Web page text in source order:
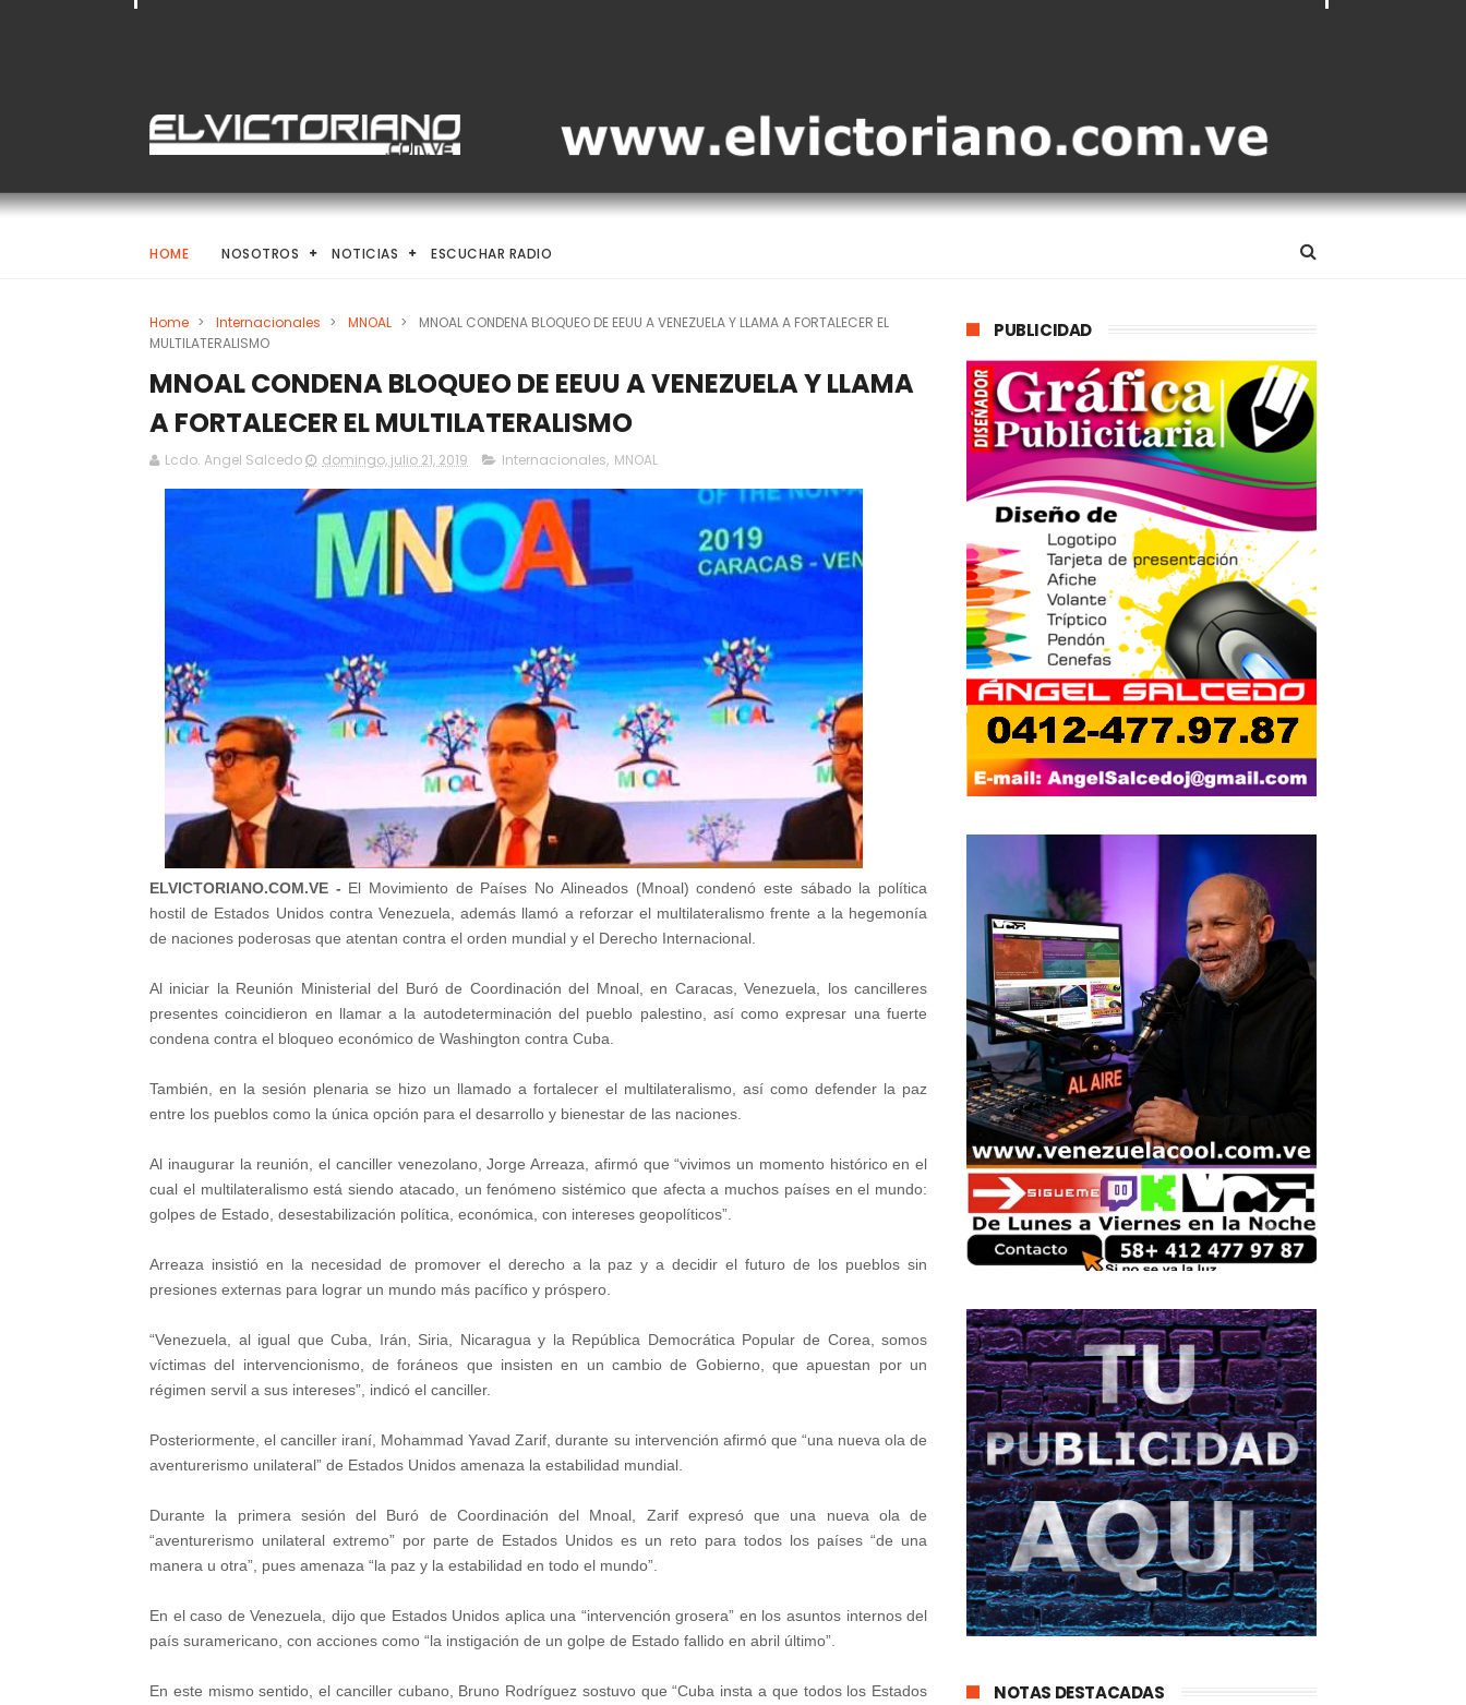
HOME NOSOTROS NOTICIAS ESCUCHAR RADIO
Home > Internacionales > MNOAL >
MNOAL CONDENA BLOQUEO DE EEUU A VENEZUELA Y LLAMA A FORTALECER EL
MULTILATERALISMO
MNOAL CONDENA BLOQUEO DE EEUU A VENEZUELA Y LLAMA
A FORTALECER EL MULTILATERALISMO
Lcdo. Angel Salcedo domingo, julio 21, 2019 Internacionales, MNOAL
ELVICTORIANO.COM.VE - El Movimiento de Países No Alineados (Mnoal) condenó este sábado la política
hostil de Estados Unidos contra Venezuela, además llamó a reforzar el multilateralismo frente a la hegemonía
de naciones poderosas que atentan contra el orden mundial y el Derecho Internacional.
Al iniciar la Reunión Ministerial del Buró de Coordinación del Mnoal, en Caracas, Venezuela, los cancilleres
presentes coincidieron en llamar a la autodeterminación del pueblo palestino, así como expresar una fuerte
condena contra el bloqueo económico de Washington contra Cuba.
También, en la sesión plenaria se hizo un llamado a fortalecer el multilateralismo, así como defender la paz
entre los pueblos como la única opción para el desarrollo y bienestar de las naciones.
Al inaugurar la reunión, el canciller venezolano, Jorge Arreaza, afirmó que “vivimos un momento histórico en el
cual el multilateralismo está siendo atacado, un fenómeno sistémico que afecta a muchos países en el mundo:
golpes de Estado, desestabilización política, económica, con intereses geopolíticos”.
Arreaza insistió en la necesidad de promover el derecho a la paz y a decidir el futuro de los pueblos sin
presiones externas para lograr un mundo más pacífico y próspero.
“Venezuela, al igual que Cuba, Irán, Siria, Nicaragua y la República Democrática Popular de Corea, somos
víctimas del intervencionismo, de foráneos que insisten en un cambio de Gobierno, que apuestan por un
régimen servil a sus intereses”, indicó el canciller.
Posteriormente, el canciller iraní, Mohammad Yavad Zarif, durante su intervención afirmó que “una nueva ola de
aventurerismo unilateral” de Estados Unidos amenaza la estabilidad mundial.
Durante la primera sesión del Buró de Coordinación del Mnoal, Zarif expresó que una nueva ola de
“aventurerismo unilateral extremo” por parte de Estados Unidos es un reto para todos los países “de una
manera u otra”, pues amenaza “la paz y la estabilidad en todo el mundo”.
En el caso de Venezuela, dijo que Estados Unidos aplica una “intervención grosera” en los asuntos internos del
país suramericano, con acciones como “la instigación de un golpe de Estado fallido en abril último”.
En este mismo sentido, el canciller cubano, Bruno Rodríguez sostuvo que “Cuba insta a que todos los Estados
PUBLICIDAD
NOTAS DESTACADAS